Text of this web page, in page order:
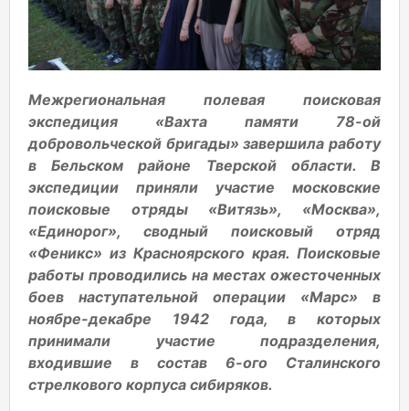
Межрегиональная полевая поисковая
экспедиция «Вахта памяти 78-ой
добровольческой бригады» завершила работу
в Бельском районе Тверской области. В
экспедиции приняли участие московские
поисковые отряды «Витязь», «Москва»,
«Единорог», сводный поисковый отряд
«Феникс» из Красноярского края. Поисковые
работы проводились на местах ожесточенных
боев наступательной операции «Марс» в
ноябре-декабре 1942 года, в которых
принимали участие подразделения,
входившие в состав 6-ого Сталинского
стрелкового корпуса сибиряков.